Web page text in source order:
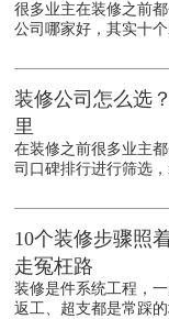
很多业主在装修之前
公司哪家好，其实十
装修公司怎么选
里
在装修之前很多业主
司口碑排行进行筛选
10个装修步骤照
走冤枉路
装修是件系统工程，
返工、超支都是常踩